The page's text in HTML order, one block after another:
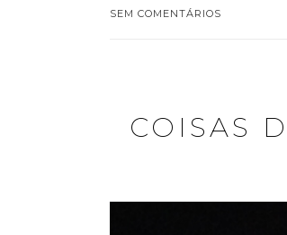
SEM COMENTÁRIOS
COISAS